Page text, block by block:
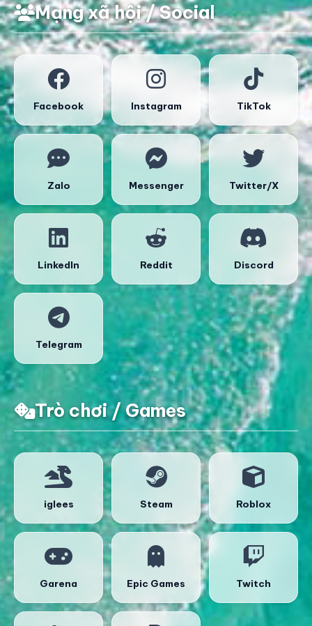
Mạng xã hội / Social
Facebook Instagram TikTok
Zalo Messenger Twitter/X
LinkedIn Reddit Discord
Telegram
Trò chơi / Games
iglees Steam Roblox
Garena Epic Games Twitch